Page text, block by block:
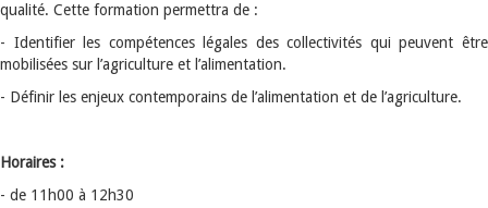
qualité. Cette formation permettra de :
- Identifier les compétences légales des collectivités qui peuvent être
mobilisées sur l’agriculture et l’alimentation.
- Définir les enjeux contemporains de l’alimentation et de l’agriculture.
Horaires :
- de 11h00 à 12h30